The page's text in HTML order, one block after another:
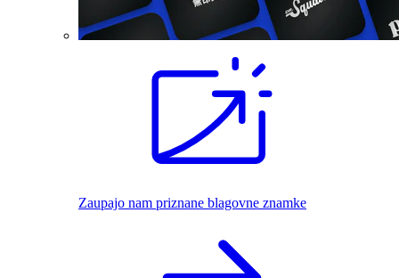
Zaupajo nam priznane blagovne znamke